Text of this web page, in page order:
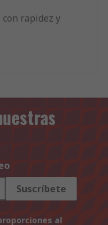
con rapidez y
Suscríbete
al